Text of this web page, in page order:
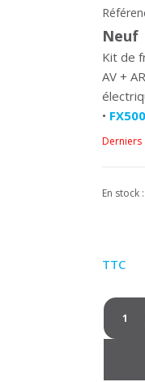
Neuf
Kit de
AV +
•
Derniers
En stock :
TTC